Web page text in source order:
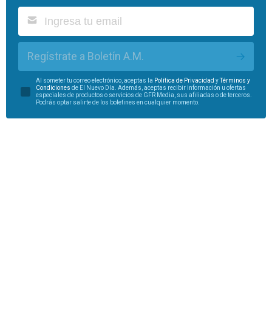
Regístrate a Boletín A.M.
Al someter tu correo electrónico, aceptas la Política de Privacidad yTérminos y
Condiciones de El Nuevo Día. Además, aceptas recibir información u ofertas
especiales de productos o servicios de GFR Media, sus afiliadas o de terceros.
Podrás optar salirte de los boletines en cualquier momento.